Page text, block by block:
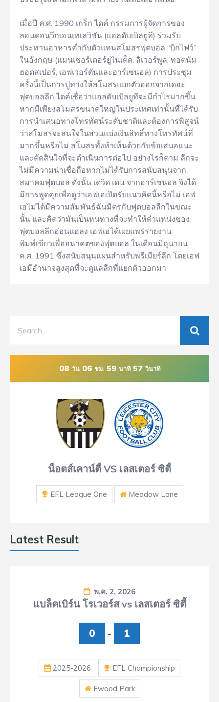
เมื่อปี ค.ศ. 1990 เกร็ก ไดค์ กรรมการผู้จัดการของ
ลอนดอนวีกเอนเทเลวิชัน (แอลดับเบิลยูที) ร่วมรับ
ประทานอาหารค่ำกับตัวแทนสโมสรฟุตบอล “บิกไฟว์”
ในอังกฤษ (แมนเชอร์เตอร์ยูไนเต็ด, ลิเวอร์พูล, ทอตนัม
ฮอตสเปอร์, เอฟเวอร์ตันและอาร์เซนอล) การประชุม
ครั้งนี้เป็นการปูทางให้สโมสรแยกตัวออกจากเดอะ
ฟุตบอลลีก ไดค์เชื่อว่าแอลดับเบิลยูทีจะมีกำไรมากขึ้น
หากมีเพียงสโมสรขนาดใหญ่ในประเทศเท่านั้นที่ได้รับ
การนำเสนอทางโทรทัศน์ระดับชาติและต้องการพิสูจน์
ว่าสโมสรจะสนใจในส่วนแบ่งเงินสิทธิ์ทางโทรทัศน์ที่
มากขึ้นหรือไม่ สโมสรทั้งห้าเห็นด้วยกับข้อเสนอแนะ
และตัดสินใจที่จะดำเนินการต่อไป อย่างไรก็ตาม ลีกจะ
ไม่มีความน่าเชื่อถือหากไม่ได้รับการสนับสนุนจาก
สมาคมฟุตบอล ดังนั้น เดวิด เดน จากอาร์เซนอล จึงได้
มีการพูดคุยเพื่อดูว่าเอฟเอเปิดรับแนวคิดนี้หรือไม่ เอฟ
เอไม่ได้มีความสัมพันธ์ฉันมิตรกับฟุตบอลลีกในขณะ
นั้น และคิดว่ามันเป็นหนทางที่จะทำให้ตำแหน่งของ
ฟุตบอลลีกอ่อนแอลง เอฟเอได้เผยแพร่รายงาน
พิมพ์เขียวเพื่ออนาคตของฟุตบอล ในเดือนมิถุนายน
ค.ศ. 1991 ซึ่งสนับสนุนแผนสำหรับพรีเมียร์ลีก โดยเอฟ
เอมีอำนาจสูงสุดที่จะดูแลลีกที่แยกตัวออกมา
08 วัน 06 ชม. 59 นาที 57 วินาที
น็อตส์เคาน์ตี้ VS เลสเตอร์ ซิตี้
EFL League One Meadow Lane
Latest Result
พ.ค. 2, 2026
แบล็คเบิร์น โรเวอร์ส vs เลสเตอร์ ซิตี้
0 - 1
2025-2026 EFL Championship
Ewood Park